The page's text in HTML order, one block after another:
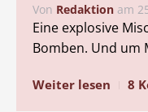
Von Redaktion am
Eine explosive
Bomben. Und um
Weiter lesen 8